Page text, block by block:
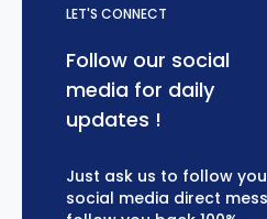
LET'S CONNECT
Follow our social
media for daily
updates !
Just ask us to follow
social media direct